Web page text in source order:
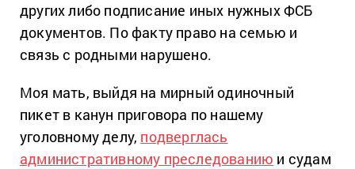
других либо подписание иных нужных ФСБ
документов. По факту право на семью и
связь с родными нарушено.
Моя мать, выйдя на мирный одиночный
пикет в канун приговора по нашему
уголовному делу, подверглась
административному преследованию и судам